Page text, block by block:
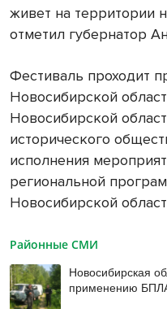
живет на территории
отметил губернатор
Фестиваль проходит
Новосибирской
Новосибирской
исторического
исполнения
региональной
Новосибирской
Районные СМИ
Новосибирская
применению